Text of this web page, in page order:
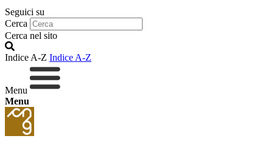
Seguici su
Cerca
Cerca nel sito
Indice A-Z Indice A-Z
Menu
Menu